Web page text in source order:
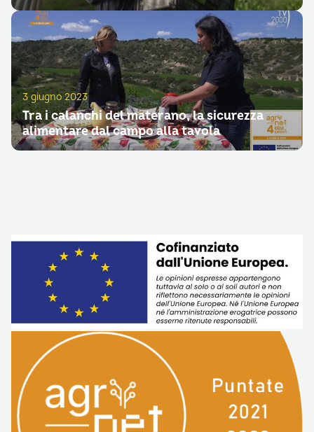
3 giugno 2023
Tra i calanchi del materano, la sicurezza
alimentare dal campo alla tavola